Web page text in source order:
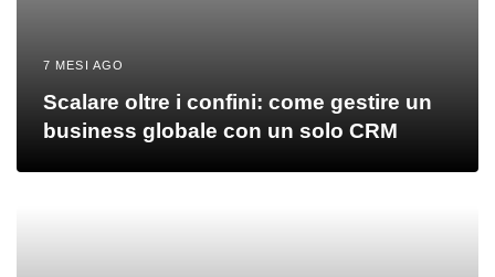
7 MESI AGO
Scalare oltre i confini: come gestire un
business globale con un solo CRM